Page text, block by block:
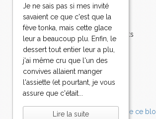
Je ne sais pas si mes invité
savaient ce que c'est que la
fève tonka, mais cette glace
leur a beaucoup plu. Enfin, le
dessert tout entier leur a plu,
j'ai même cru que l'un des
convives allaient manger
l'assiette (et pourtant, je vous
assure que c'était...
Lire la suite
Soupe
Fêtes
Poisson
Accompagnements
Champignons
Chocolat
Pâtes
Tomates
Balade